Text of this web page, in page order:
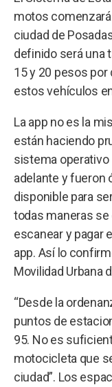
motos comenzará
ciudad de
definido será una
15 y 20 pesos
estos vehículos
La app no es la
están haciendo
sistema operativo
adelante y fueron
disponible para
todas maneras se
escanear y pagar
app. Así lo
Movilidad Urbana
“Desde la
puntos de
95. No es
motocicleta que
ciudad”. Los